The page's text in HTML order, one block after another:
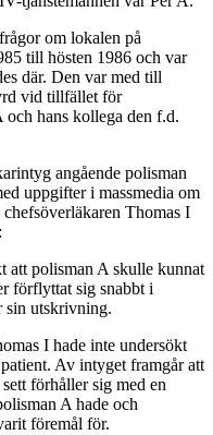
om lokalen på
till hösten 1986 och var
där. Den var med till
vid tillfället för
och hans kollega den f.d.
angående polisman
uppgifter i massmedia om
Thomas I
att polisman A skulle kunnat
förflyttat sig snabbt i
sin utskrivning.
I hade inte undersökt
Av intyget framgår att
förhåller sig med en
A hade och
föremål för.